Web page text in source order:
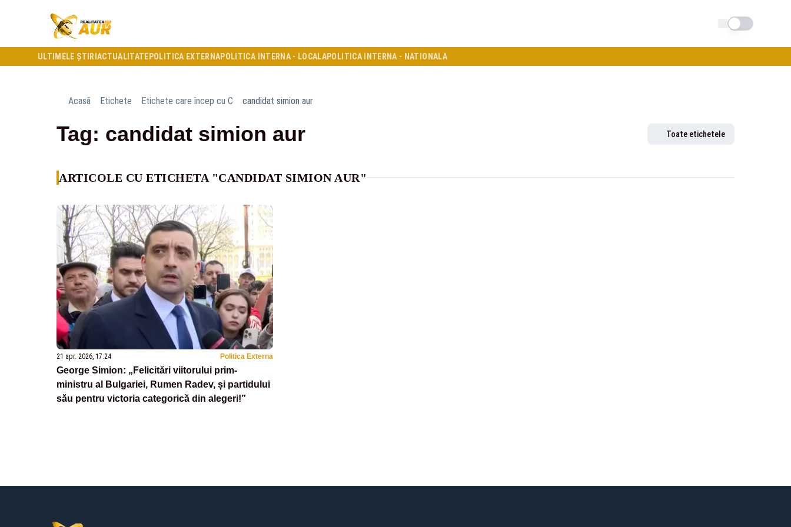
Schimba tema
ULTIMELE ȘTIRI ACTUALITATE POLITICA EXTERNAPOLITICA INTERNA - LOCALAPOLITICA INTERNA - NATIONALA
Acasă Etichete Etichete care încep cu C candidat simion aur
Tag: candidat simion aur Toate etichetele
ARTICOLE CU ETICHETA "CANDIDAT SIMION AUR"
21 apr. 2026, 17:24 Politica Externa
George Simion: „Felicitări viitorului prim-
ministru al Bulgariei, Rumen Radev, și partidului
său pentru victoria categorică din alegeri!”